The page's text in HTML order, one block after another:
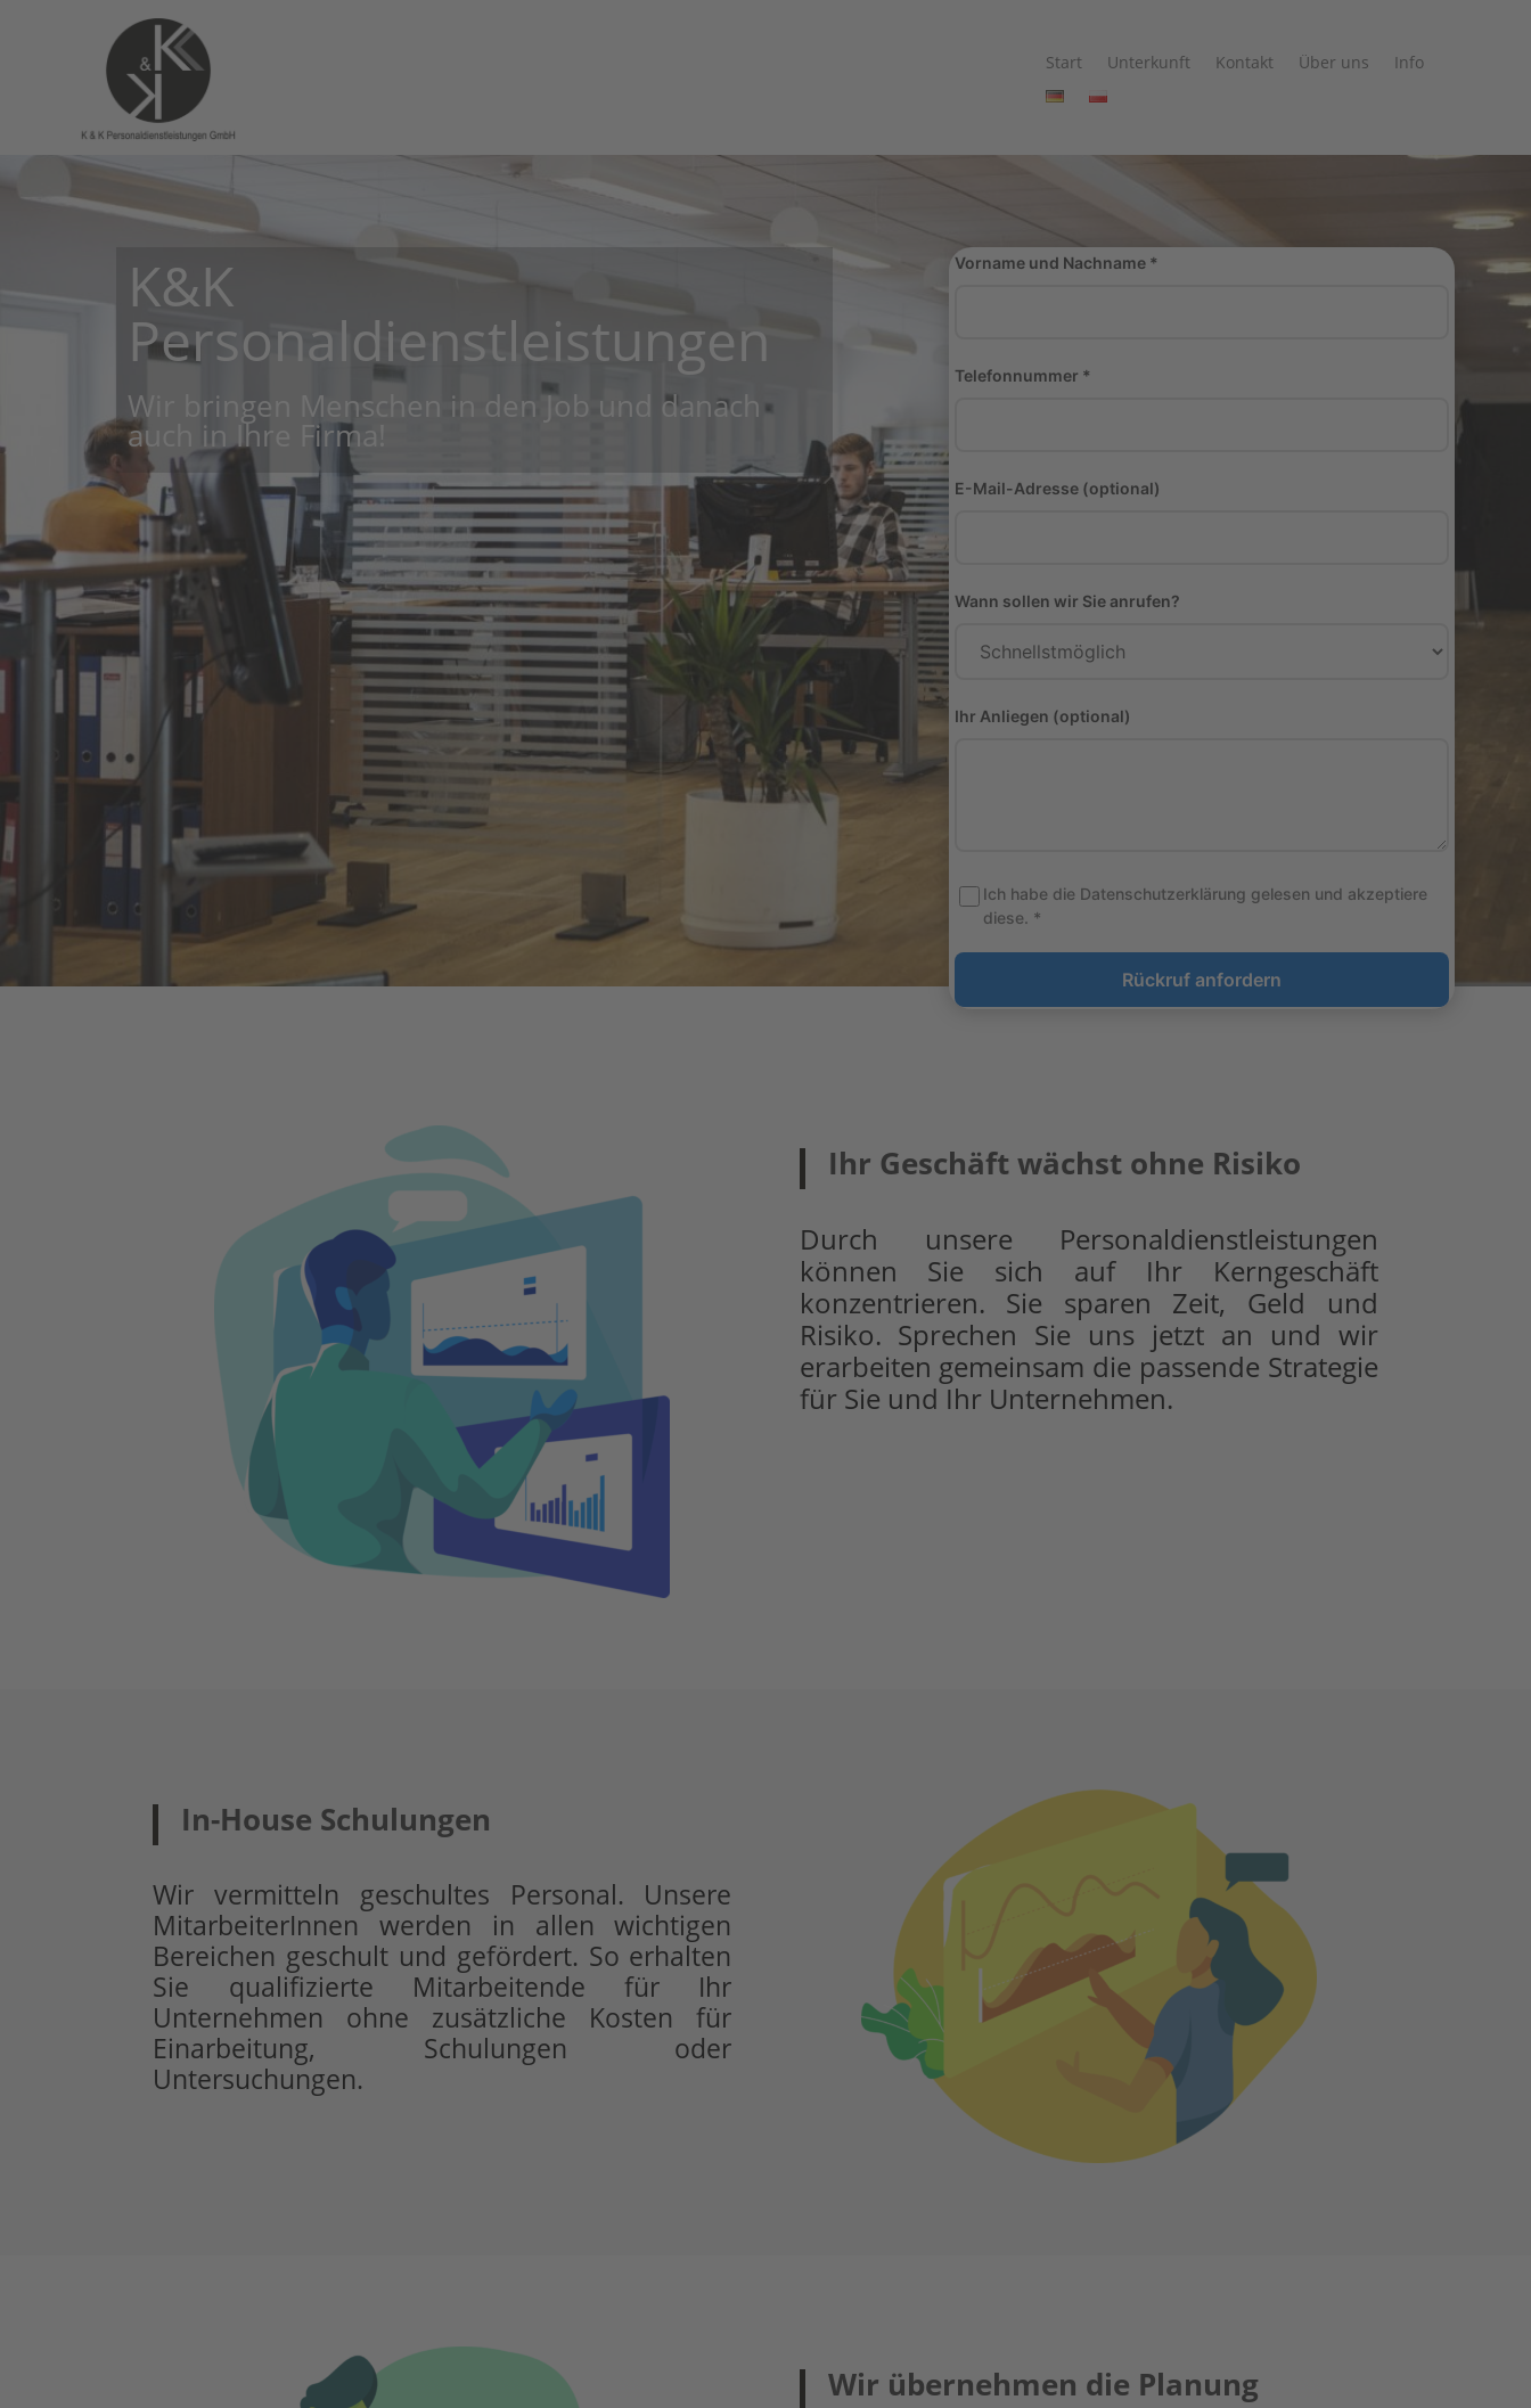
Start Unterkunft Kontakt Über uns Info
K&K
Personaldienstleistungen
Wir bringen Menschen in den Job und danach
auch in Ihre Firma!
Vorname und Nachname *
Telefonnummer *
E-Mail-Adresse (optional)
Wann sollen wir Sie anrufen?
Ihr Anliegen (optional)
Ich habe die Datenschutzerklärung gelesen und akzeptiere
diese. *
Rückruf anfordern
Ihr Geschäft wächst ohne Risiko
Durch unsere Personaldienstleistungen
können Sie sich auf Ihr Kerngeschäft
konzentrieren. Sie sparen Zeit, Geld und
Risiko. Sprechen Sie uns jetzt an und wir
erarbeiten gemeinsam die passende Strategie
für Sie und Ihr Unternehmen.
In-House Schulungen
Wir vermitteln geschultes Personal. Unsere
MitarbeiterInnen werden in allen wichtigen
Bereichen geschult und gefördert. So erhalten
Sie qualifizierte Mitarbeitende für Ihr
Unternehmen ohne zusätzliche Kosten für
Einarbeitung, Schulungen oder
Untersuchungen.
Wir übernehmen die Planung